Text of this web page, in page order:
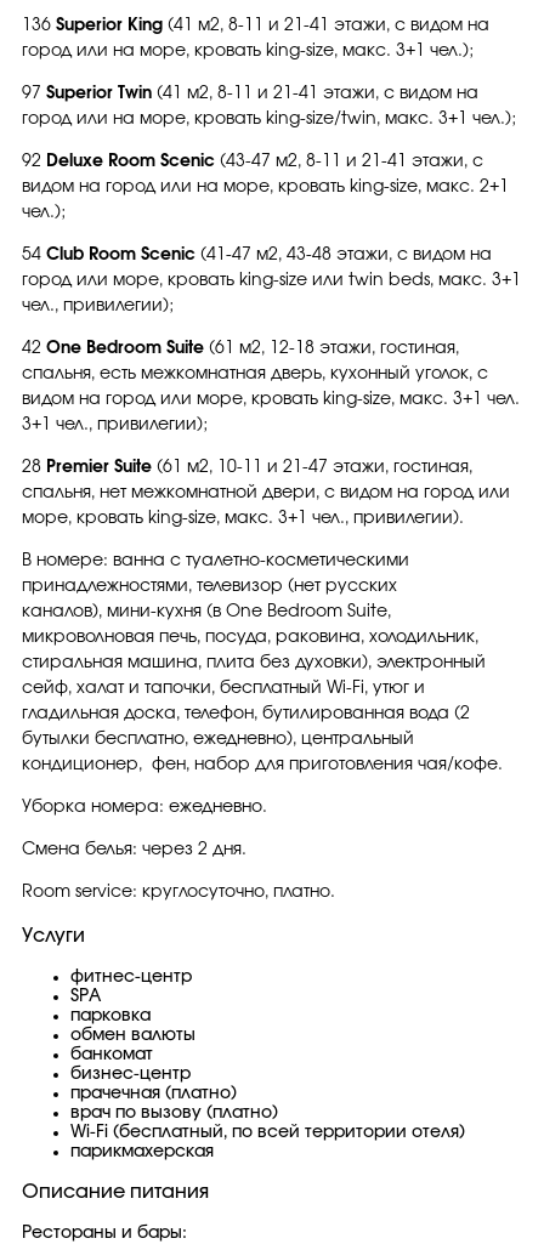
136 Superior King (41 м2, 8-11 и 21-41 этажи, с видом на
город или на море, кровать king-size, макс. 3+1 чел.);
97 Superior Twin (41 м2, 8-11 и 21-41 этажи, с видом на
город или на море, кровать king-size/twin, макс. 3+1 чел.);
92 Deluxe Room Scenic (43-47 м2, 8-11 и 21-41 этажи, с
видом на город или на море, кровать king-size, макс. 2+1
чел.);
54 Club Room Scenic (41-47 м2, 43-48 этажи, с видом на
город или море, кровать king-size или twin beds, макс. 3+1
чел., привилегии);
42 One Bedroom Suite (61 м2, 12-18 этажи, гостиная,
спальня, есть межкомнатная дверь, кухонный уголок, с
видом на город или море, кровать king-size, макс. 3+1 чел.
3+1 чел., привилегии);
28 Premier Suite (61 м2, 10-11 и 21-47 этажи, гостиная,
спальня, нет межкомнатной двери, с видом на город или
море, кровать king-size, макс. 3+1 чел., привилегии).
В номере: ванна с туалетно-косметическими
принадлежностями, телевизор (нет русских
каналов), мини-кухня (в One Bedroom Suite,
микроволновая печь, посуда, раковина, холодильник,
стиральная машина, плита без духовки), электронный
сейф, халат и тапочки, бесплатный Wi-Fi, утюг и
гладильная доска, телефон, бутилированная вода (2
бутылки бесплатно, ежедневно), центральный
кондиционер, фен, набор для приготовления чая/кофе.
Уборка номера: ежедневно.
Смена белья: через 2 дня.
Room service: круглосуточно, платно.
Услуги
фитнес-центр
SPA
парковка
обмен валюты
банкомат
бизнес-центр
прачечная (платно)
врач по вызову (платно)
Wi-Fi (бесплатный, по всей территории отеля)
парикмахерская
Описание питания
Рестораны и бары: